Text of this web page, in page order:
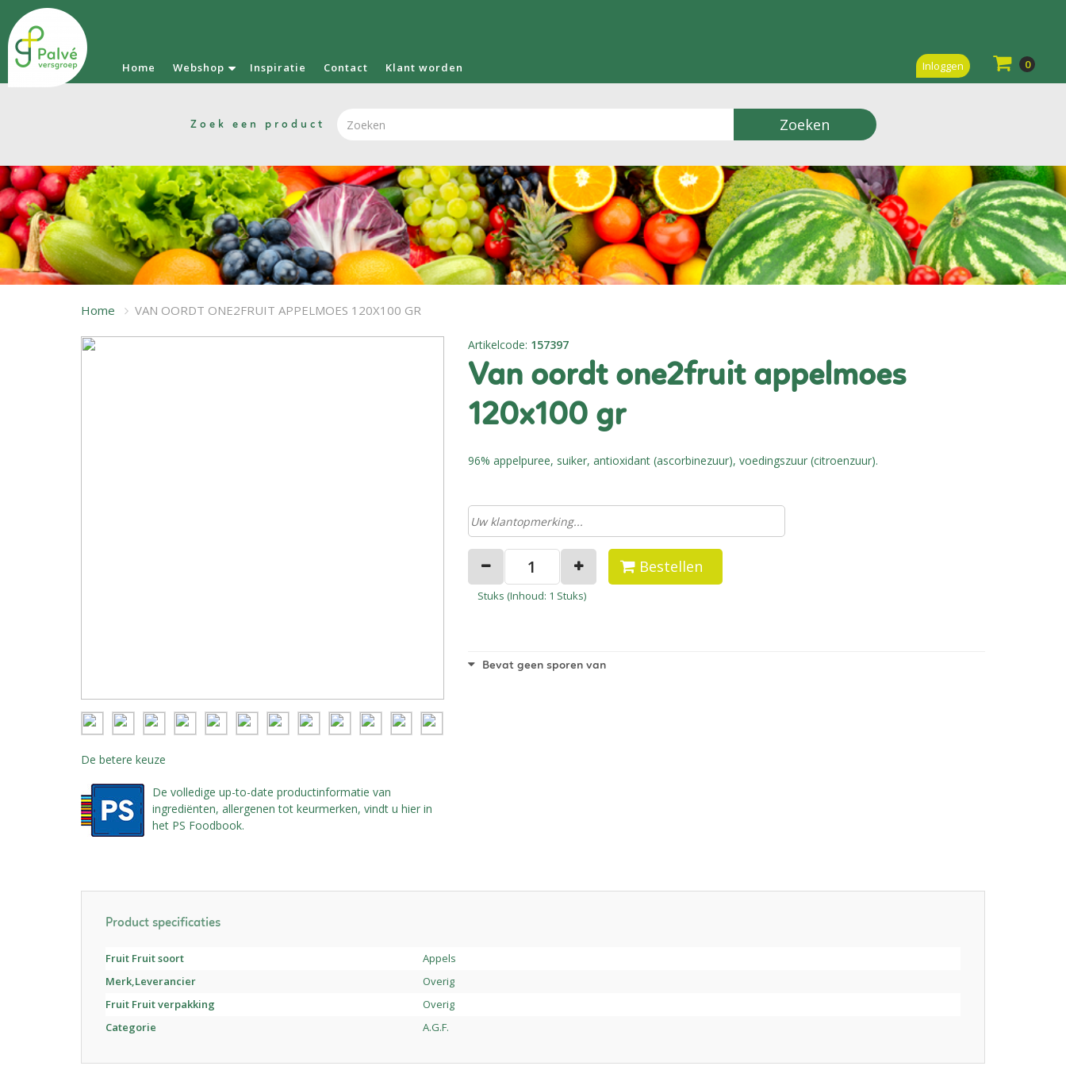
Home Webshop Inspiratie Contact Klant worden Inloggen 0
Zoek een product
Home VAN OORDT ONE2FRUIT APPELMOES 120X100 GR
De betere keuze
De volledige up-to-date productinformatie van
ingrediënten, allergenen tot keurmerken, vindt u hier in
het PS Foodbook.
Artikelcode: 157397
van oordt one2fruit appelmoes
120x100 gr
96% appelpuree, suiker, antioxidant (ascorbinezuur), voedingszuur (citroenzuur).
Bestellen
Stuks (Inhoud: 1 Stuks)
Bevat geen sporen van
Product specificaties
Fruit Fruit soort
Appels
Merk,Leverancier
Overig
Fruit Fruit verpakking
Overig
Categorie
A.G.F.